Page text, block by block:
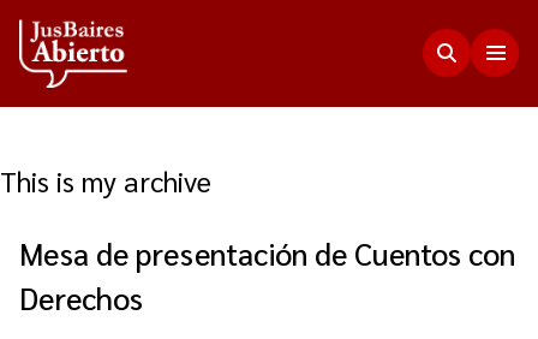
Justicia Abierta
Transparencia
Funciones del Consejo de la Magistratura
JusLab
This is my archive
Mesa de presentación de Cuentos con
Derechos